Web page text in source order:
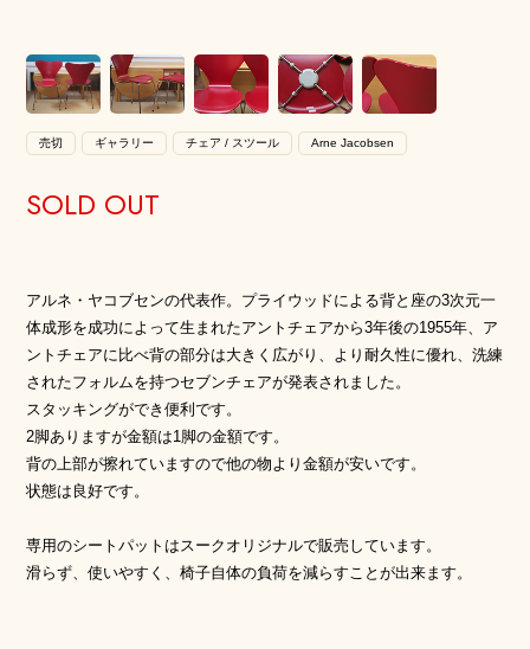
売切 ギャラリー チェア / スツール Arne Jacobsen
SOLD OUT
アルネ・ヤコブセンの代表作。プライウッドによる背と座の3次元一
体成形を成功によって生まれたアントチェアから3年後の1955年、ア
ントチェアに比べ背の部分は大きく広がり、より耐久性に優れ、洗練
されたフォルムを持つセブンチェアが発表されました。
スタッキングができ便利です。
2脚ありますが金額は1脚の金額です。
背の上部が擦れていますので他の物より金額が安いです。
状態は良好です。
専用のシートパットはスークオリジナルで販売しています。
滑らず、使いやすく、椅子自体の負荷を減らすことが出来ます。